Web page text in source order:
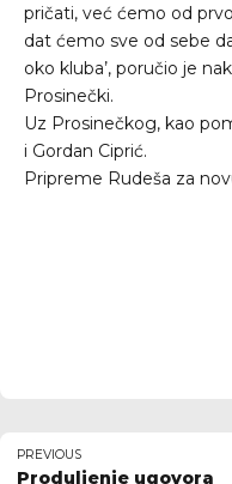
pričati, već ćemo od
dat ćemo sve od sebe
oko kluba’, poručio je
Prosinečki.
Uz Prosinečkog, kao
i Gordan Ciprić.
Pripreme Rudeša za
PREVIOUS
Produljenje ugovora